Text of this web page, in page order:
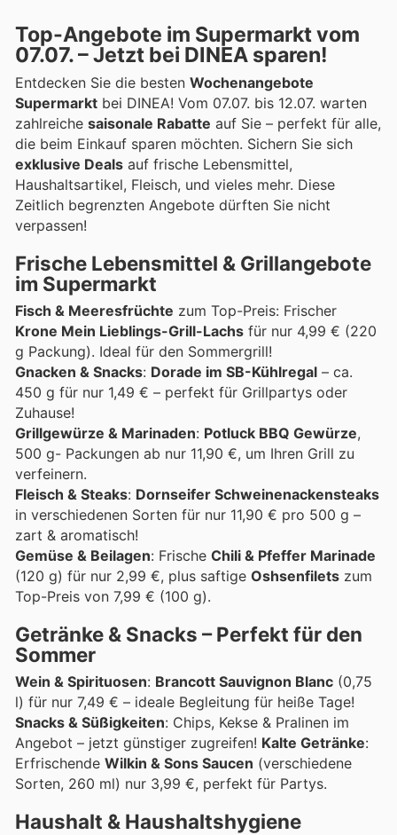
Top-Angebote im Supermarkt vom
07.07. – Jetzt bei DINEA sparen!
Entdecken Sie die besten Wochenangebote
Supermarkt bei DINEA! Vom 07.07. bis 12.07. warten
zahlreiche saisonale Rabatte auf Sie – perfekt für alle,
die beim Einkauf sparen möchten. Sichern Sie sich
exklusive Deals auf frische Lebensmittel,
Haushaltsartikel, Fleisch, und vieles mehr. Diese
Zeitlich begrenzten Angebote dürften Sie nicht
verpassen!
Frische Lebensmittel & Grillangebote
im Supermarkt
Fisch & Meeresfrüchte zum Top-Preis: Frischer
Krone Mein Lieblings-Grill-Lachs für nur 4,99 € (220
g Packung). Ideal für den Sommergrill!
Gnacken & Snacks: Dorade im SB-Kühlregal – ca.
450 g für nur 1,49 € – perfekt für Grillpartys oder
Zuhause!
Grillgewürze & Marinaden: Potluck BBQ Gewürze,
500 g- Packungen ab nur 11,90 €, um Ihren Grill zu
verfeinern.
Fleisch & Steaks: Dornseifer Schweinenackensteaks
in verschiedenen Sorten für nur 11,90 € pro 500 g –
zart & aromatisch!
Gemüse & Beilagen: Frische Chili & Pfeffer Marinade
(120 g) für nur 2,99 €, plus saftige Oshsenfilets zum
Top-Preis von 7,99 € (100 g).
Getränke & Snacks – Perfekt für den
Sommer
Wein & Spirituosen: Brancott Sauvignon Blanc (0,75
l) für nur 7,49 € – ideale Begleitung für heiße Tage!
Snacks & Süßigkeiten: Chips, Kekse & Pralinen im
Angebot – jetzt günstiger zugreifen! Kalte Getränke:
Erfrischende Wilkin & Sons Saucen (verschiedene
Sorten, 260 ml) nur 3,99 €, perfekt für Partys.
Haushalt & Haushaltshygiene